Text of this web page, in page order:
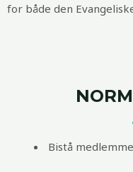
for både den
Bistå